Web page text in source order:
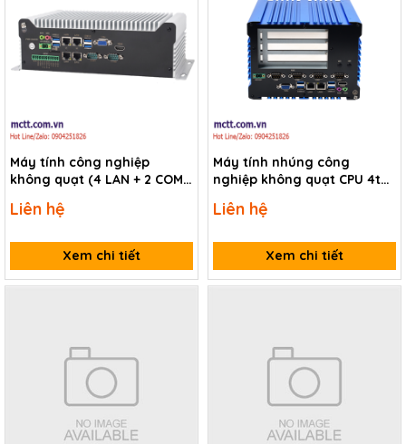
Máy tính công nghiệp
không quạt (4 LAN + 2 COM)
Liên hệ
Xem chi tiết
Máy tính nhúng công
nghiệp không quạt CPU 4th-
COM) hỗ trợ khe cắm
Liên hệ
Xem chi tiết